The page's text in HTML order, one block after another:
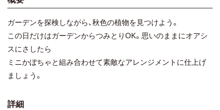
ガーデンを探検しながら、秋色の植物を見つけよう。
この日だけはガーデンからつみとりOK。思いのままにオアシ
スにさしたら
ミニかぼちゃと組み合わせて素敵なアレンジメントに仕上げ
ましょう。
詳細